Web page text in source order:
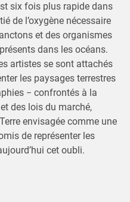
six fois plus rapide dans
de l’oxygène nécessaire
et des organismes
dans les océans.
artistes se sont attachés
les paysages terrestres
− confrontés à la
des lois du marché,
envisagée comme une
de représenter les
cet oubli.